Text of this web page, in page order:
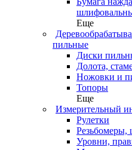
Еще
пильные
Диски
Долота,
Ножовки и
Топоры
Еще
Измерительный
Рулетки
Уровни,